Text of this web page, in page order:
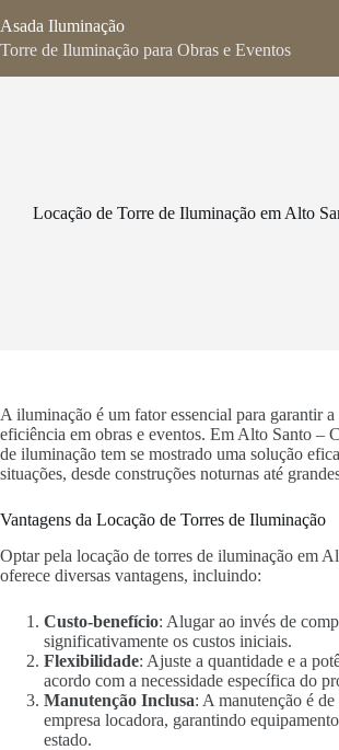
para
o
Asada Iluminação
Torre de Iluminação para Obras e Eventos
Locação de Torre de Iluminação em Alto
A iluminação é um fator essencial para garantir a
eficiência em obras e eventos. Em Alto Santo –
de iluminação tem se mostrado uma solução
situações, desde construções noturnas até
Vantagens da Locação de Torres de Iluminação
Optar pela locação de torres de iluminação em
oferece diversas vantagens, incluindo:
Custo-benefício: Alugar ao invés de
significativamente os custos iniciais.
Flexibilidade: Ajuste a quantidade e a
acordo com a necessidade específica do
Manutenção Inclusa: A manutenção é
empresa locadora, garantindo
estado.